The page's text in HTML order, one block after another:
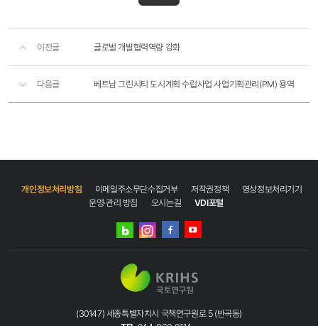
이전글 글로벌 개발협력역량 강화
다음글 베트남 그린시티 도시계획 수립사업 사업기획관리(PM) 용역
개인정보처리방침 이메일주소무단수집거부 저작권정책
영상정보처리기기
운영·관리 방침
오시는길 VDI포털
네이버
인스타그램
(30147) 세종특별자치시 국책연구원로 5 (반곡동)